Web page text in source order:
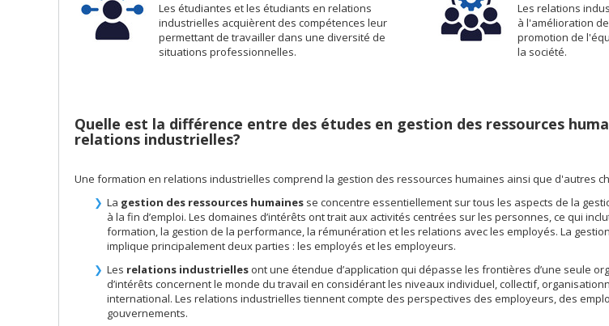
Les étudiantes et les étudiants en relations
industrielles acquièrent des compétences leur
permettant de travailler dans une diversité de
situations professionnelles.
Les relations
à l'amélioration
promotion de
la société.
Quelle est la différence entre des études en gestion des ressources
relations industrielles?
Une formation en relations industrielles comprend la gestion des ressources humaines ainsi que d'autres
La gestion des ressources humaines se concentre essentiellement sur tous les aspects de la
à la fin d’emploi. Les domaines d’intérêts ont trait aux activités centrées sur les personnes, ce qui
formation, la gestion de la performance, la rémunération et les relations avec les employés. La
implique principalement deux parties : les employés et les employeurs.
Les relations industrielles ont une étendue d’application qui dépasse les frontières d’une seule
d’intérêts concernent le monde du travail en considérant les niveaux individuel, collectif,
international. Les relations industrielles tiennent compte des perspectives des employeurs, des
gouvernements.